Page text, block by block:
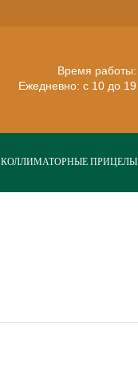
Время работы:
Ежедневно: с 10 до 19
КОЛЛИМАТОРНЫЕ ПРИЦЕЛЫ